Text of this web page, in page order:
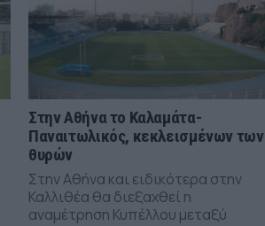
Στην Αθήνα το Καλαμάτα-
Παναιτωλικός, κεκλεισμένων των
θυρών
Στην Αθήνα και ειδικότερα στην
Καλλιθέα θα διεξαχθεί η
αναμέτρηση Κυπέλλου μεταξύ